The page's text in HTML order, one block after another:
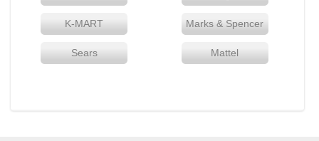
K-MART Marks & Spencer
Sears Mattel